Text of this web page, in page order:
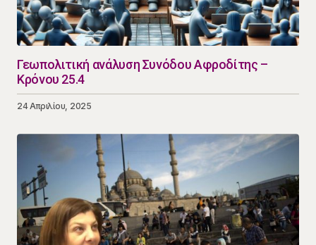
Γεωπολιτική ανάλυση Συνόδου Αφροδίτης –
Κρόνου 25.4
24 Απριλίου, 2025